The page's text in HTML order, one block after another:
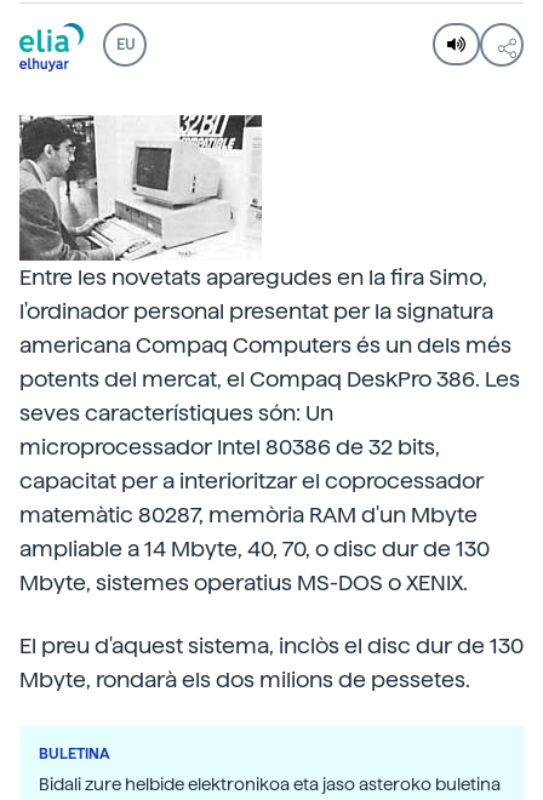
EU
Entre les novetats aparegudes en la fira Simo,
l'ordinador personal presentat per la signatura
americana Compaq Computers és un dels més
potents del mercat, el Compaq DeskPro 386. Les
seves característiques són: Un
microprocessador Intel 80386 de 32 bits,
capacitat per a interioritzar el coprocessador
matemàtic 80287, memòria RAM d'un Mbyte
ampliable a 14 Mbyte, 40, 70, o disc dur de 130
Mbyte, sistemes operatius MS-DOS o XENIX.
El preu d'aquest sistema, inclòs el disc dur de 130
Mbyte, rondarà els dos milions de pessetes.
BULETINA
Bidali zure helbide elektronikoa eta jaso asteroko buletina